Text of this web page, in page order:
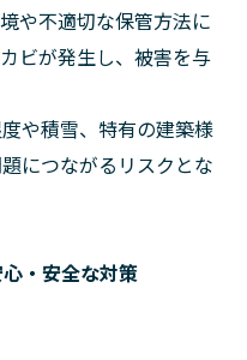
や不適切な保管方法に
ビが発生し、被害を与
や積雪、特有の建築様
につながるリスクとな
・安全な対策